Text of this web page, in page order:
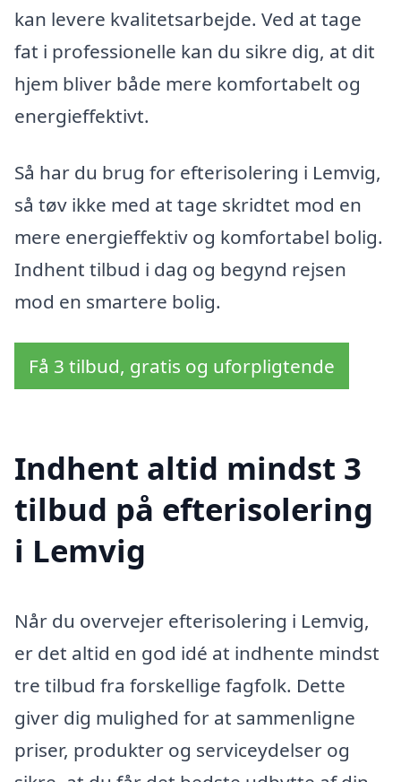
kan levere kvalitetsarbejde. Ved at tage
fat i professionelle kan du sikre dig, at dit
hjem bliver både mere komfortabelt og
energieffektivt.
Så har du brug for efterisolering i Lemvig,
så tøv ikke med at tage skridtet mod en
mere energieffektiv og komfortabel bolig.
Indhent tilbud i dag og begynd rejsen
mod en smartere bolig.
Få 3 tilbud, gratis og uforpligtende
Indhent altid mindst 3
tilbud på efterisolering
i Lemvig
Når du overvejer efterisolering i Lemvig,
er det altid en god idé at indhente mindst
tre tilbud fra forskellige fagfolk. Dette
giver dig mulighed for at sammenligne
priser, produkter og serviceydelser og